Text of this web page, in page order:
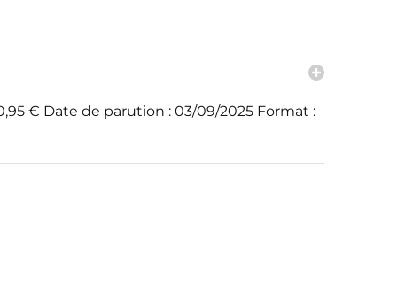
€ Date de parution : 03/09/2025 Format :